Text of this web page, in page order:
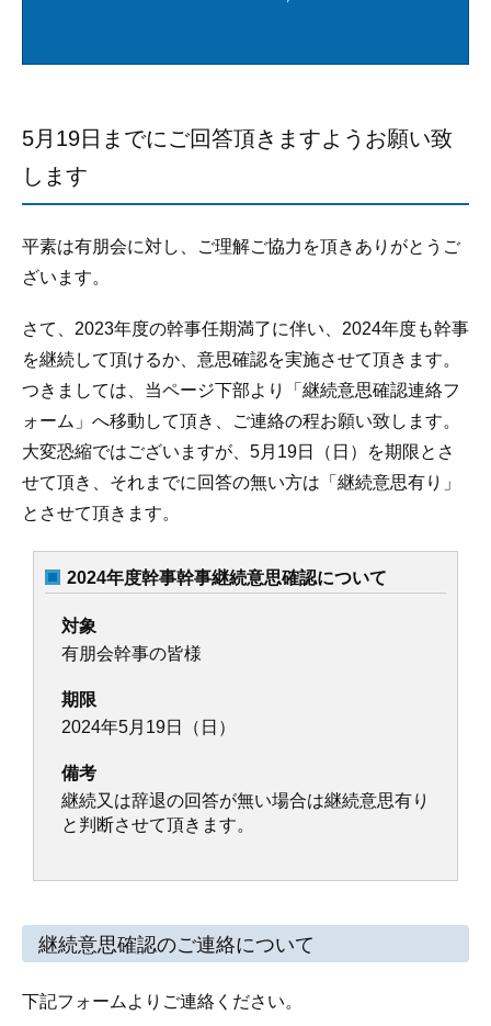
5月19日までにご回答頂きますようお願い致
します
平素は有朋会に対し、ご理解ご協力を頂きありがとうご
ざいます。
さて、2023年度の幹事任期満了に伴い、2024年度も幹事
を継続して頂けるか、意思確認を実施させて頂きます。
つきましては、当ページ下部より「継続意思確認連絡フ
ォーム」へ移動して頂き、ご連絡の程お願い致します。
大変恐縮ではございますが、5月19日（日）を期限とさ
せて頂き、それまでに回答の無い方は「継続意思有り」
とさせて頂きます。
2024年度幹事幹事継続意思確認について
対象
有朋会幹事の皆様
期限
2024年5月19日（日）
備考
継続又は辞退の回答が無い場合は継続意思有り
と判断させて頂きます。
継続意思確認のご連絡について
下記フォームよりご連絡ください。